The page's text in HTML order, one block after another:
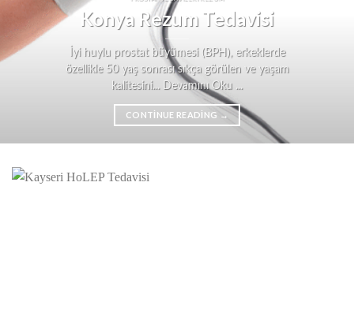
Konya Rezum Tedavisi
İyi huylu prostat büyümesi (BPH), erkeklerde
özellikle 50 yaş sonrası sıkça görülen ve yaşam
kalitesini... Devamını Oku ...
CONTINUE READING →